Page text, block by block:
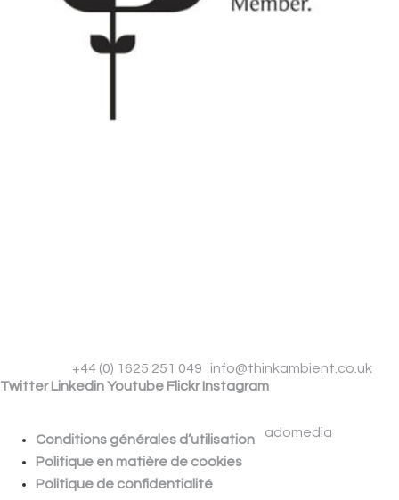
+44 (0) 1625 251 049
info@thinkambient.co.uk
Twitter LinkedinYoutube Flickr Instagram
© 2026 Think Ambient | Site by adomedia
Conditions générales d’utilisation
Politique en matière de cookies
Politique de confidentialité